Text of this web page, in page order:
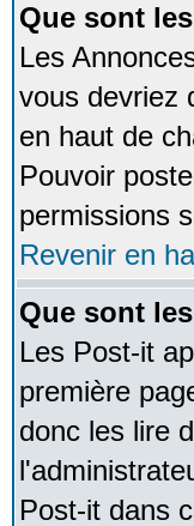
Que sont
Les
vous devriez
en haut de
Pouvoir
permissions
Revenir en
Que sont
Les Post-it
première
donc les lire
Post-it dans